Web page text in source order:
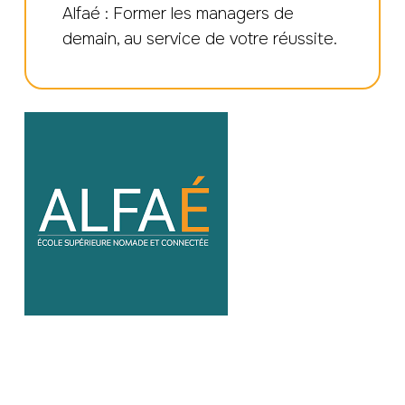
Alfaé : Former les managers de
demain, au service de votre réussite.